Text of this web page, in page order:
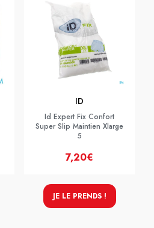
ID
Id Expert Fix Confort
Super Slip Maintien Xlarge
5
7,20€
JE LE PRENDS !